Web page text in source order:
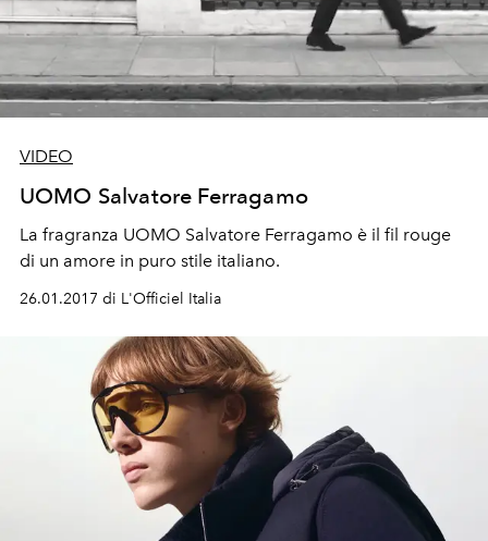
VIDEO
UOMO Salvatore Ferragamo
La fragranza UOMO Salvatore Ferragamo è il fil rouge
di un amore in puro stile italiano.
26.01.2017 di L'Officiel Italia